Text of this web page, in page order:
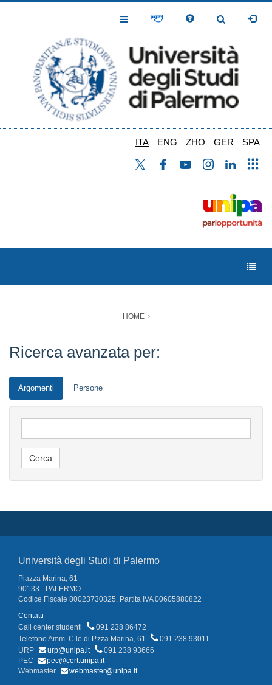
Toggle
Toggle
ITA ENG ZHO GER SPA
HOME
Ricerca avanzata per:
Argomenti Persone
Università degli Studi di Palermo
Piazza Marina, 61
90133 - PALERMO
Codice Fiscale 80023730825, Partita IVA 00605880822
Contatti
Call center studenti
091 238 86472
Telefono Amm. C.le di P.zza Marina, 61
091 238 93011
URP
urp@unipa.it
091 238 93666
PEC
pec@cert.unipa.it
Webmaster
webmaster@unipa.it